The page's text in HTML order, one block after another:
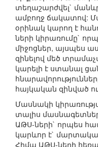
տեղաշարժվել`
ամբողջ ճակատով:
օրինակ կարող է
ների կիրառումը`
միջոցներ, այսպես
զինելով մեծ
կարելի է ստանալ
հայկական զինված
Մասնակի
տալիս
ԱԹՍ-ների` որպես
կարևոր է`
Հիմա ԱԹՍ-ների